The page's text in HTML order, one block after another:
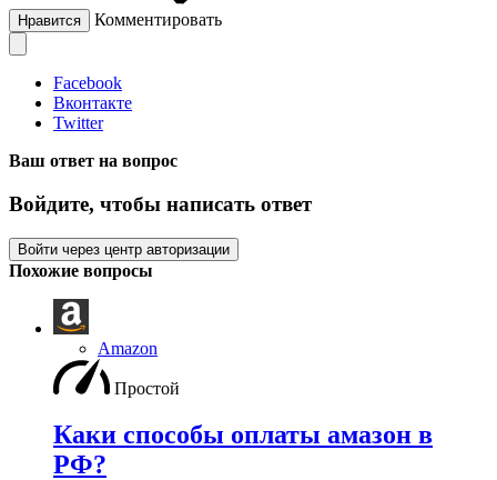
Нравится Комментировать
Facebook
Вконтакте
Twitter
Ваш ответ на вопрос
Войдите, чтобы написать ответ
Войти через центр авторизации
Похожие вопросы
Amazon
Простой
Каки способы оплаты амазон в
РФ?